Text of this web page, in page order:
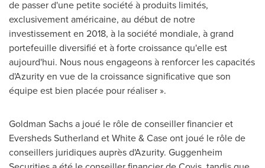
de passer d'une petite société à produits limités,
exclusivement américaine, au début de notre
investissement en 2018, à la société mondiale, à grand
portefeuille diversifié et à forte croissance qu'elle est
aujourd'hui. Nous nous engageons à renforcer les capacités
d'Azurity en vue de la croissance significative que son
équipe est bien placée pour réaliser ».
Goldman Sachs a joué le rôle de conseiller financier et
Eversheds Sutherland et White & Case ont joué le rôle de
conseillers juridiques auprès d'Azurity. Guggenheim